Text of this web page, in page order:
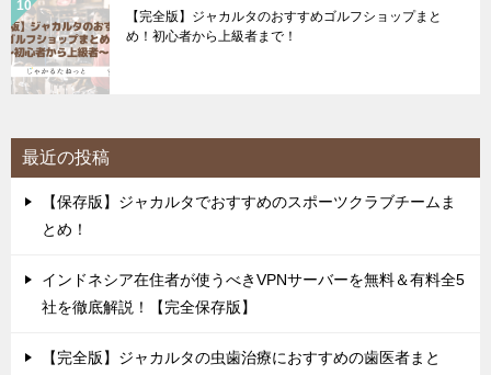
【完全版】ジャカルタのおすすめゴルフショップまと
め！初心者から上級者まで！
最近の投稿
【保存版】ジャカルタでおすすめのスポーツクラブチームま
とめ！
インドネシア在住者が使うべきVPNサーバーを無料＆有料全5
社を徹底解説！【完全保存版】
【完全版】ジャカルタの虫歯治療におすすめの歯医者まと